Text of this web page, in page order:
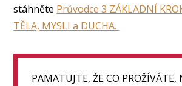
stáhněte Průvodce 3 ZÁKLADNÍ
TĚLA, MYSLI a DUCHA.
PAMATUJTE, ŽE CO PROŽÍVÁTE,